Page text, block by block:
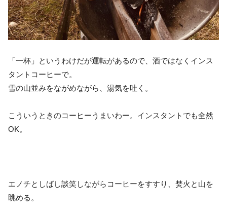
「一杯」というわけだが運転があるので、酒ではなくインス
タントコーヒーで。
雪の山並みをながめながら、湯気を吐く。
こういうときのコーヒーうまいわー。インスタントでも全然
OK。
エノチとしばし談笑しながらコーヒーをすすり、焚火と山を
眺める。